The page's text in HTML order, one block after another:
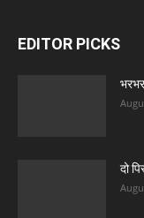
EDITOR PICKS
दो